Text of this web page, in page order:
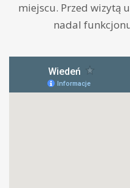
miejscu. Przed wizytą
nadal